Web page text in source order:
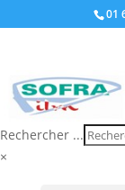
01
Rechercher ...
×